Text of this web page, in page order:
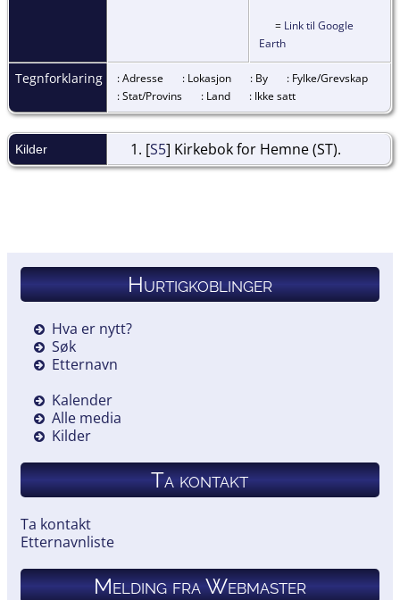
= Link til Google
Earth
Tegnforklaring : Adresse : Lokasjon : By
: Fylke/Grevskap
: Stat/Provins
: Land : Ikke satt
Kilder [S5] Kirkebok for Hemne (ST).
Hurtigkoblinger
Hva er nytt?
Søk
Etternavn
Kalender
Alle media
Kilder
Ta kontakt
Ta kontakt
Etternavnliste
Melding fra Webmaster